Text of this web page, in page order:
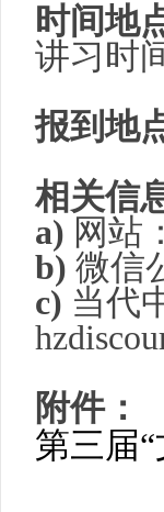
时间地
讲习时
报到地
相 关信
a) 网站
b) 微信
c) 当代
附件：
第三届